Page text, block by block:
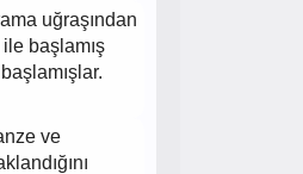
uğraşından
başlamış
ve